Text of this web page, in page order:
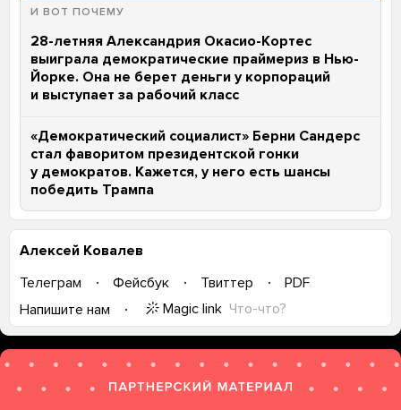
И ВОТ ПОЧЕМУ
28-летняя Александрия Окасио-Кортес
выиграла демократические праймериз в Нью-
Йорке. Она не берет деньги у корпораций
и выступает за рабочий класс
«Демократический социалист» Берни Сандерс
стал фаворитом президентской гонки
у демократов. Кажется, у него есть шансы
победить Трампа
Алексей Ковалев
Телеграм
Фейсбук Твиттер
PDF
Напишите нам
Magic link Что-что?